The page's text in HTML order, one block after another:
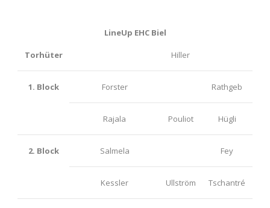
LineUp EHC Biel
Torhüter Hiller
1. Block Forster Rathgeb
Rajala Pouliot Hügli
2. Block Salmela Fey
Kessler Ullström Tschantré